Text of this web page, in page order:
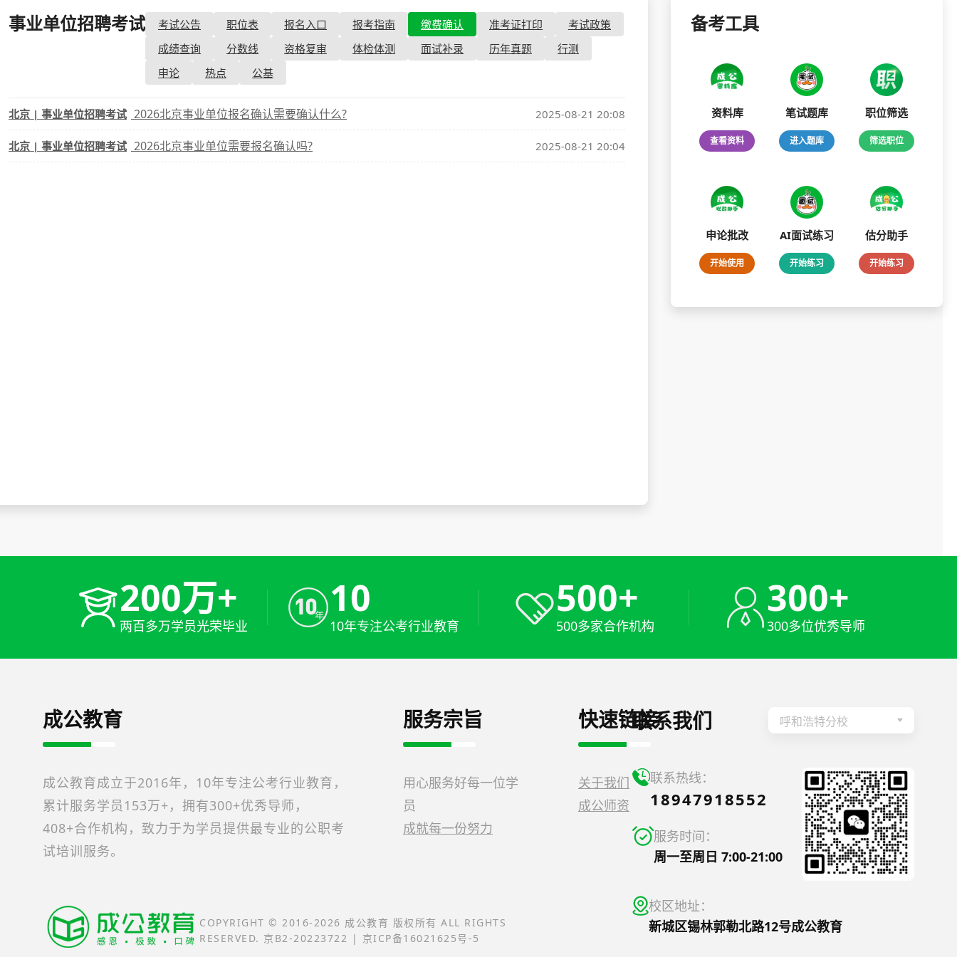
考试政策
成绩查询
资格复审
面试补录
成绩查询
分数线
成绩查询
分数线
历年真题
事业单位招聘考试 - 缴费确认
考试公告 职位表 报名入口 报考指南 缴费确认 准考证打印
考试政策
成绩查询
分数线 资格复审 体检体测 面试补录 历年真题
行测
申论
热点 公基
北京 | 事业单位招聘考试 2026北京事业单位报名确认需要确认什么? 2025-08-21 20:08
北京 | 事业单位招聘考试 2026北京事业单位需要报名确认吗? 2025-08-21 20:04
备考工具
资料库
查看资料
笔试题库
进入题库
职位筛选
筛选职位
申论批改
开始使用
AI面试练习
开始练习
估分助手
开始练习
200万+
两百多万学员光荣毕业
10
10年专注公考行业教育
500+
500多家合作机构
300+
300多位优秀导师
成公教育
成公教育成立于2016年，10年专注公考行业教育，
累计服务学员153万+，拥有300+优秀导师，
408+合作机构，致力于为学员提供最专业的公职考
试培训服务。
服务宗旨
用心服务好每一位学
员
成就每一份努力
快速链接
关于我们
成公师资
COPYRIGHT © 2016-2026 成公教育 版权所有 ALL RIGHTS
RESERVED. 京B2-20223722 | 京ICP备16021625号-5
联系我们 呼和浩特分校
联系热线：
18947918552
服务时间：
周一至周日 7:00-21:00
校区地址：
新城区锡林郭勒北路12号成公教育